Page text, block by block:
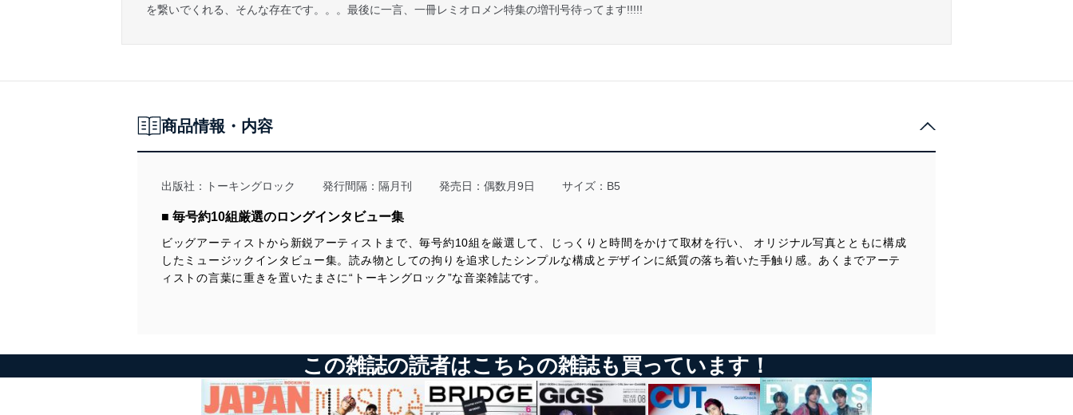
を繋いでくれる、そんな存在です。。。最後に一言、一冊レミオロメン特集の増刊号待ってます!!!!!
商品情報・内容
出版社： トーキングロック 発行間隔：隔月刊 発売日：偶数月9日 サイズ：B5
■ 毎号約10組厳選のロングインタビュー集
ビッグアーティストから新鋭アーティストまで、毎号約10組を厳選して、じっくりと時間をかけて取材を行い、 オリジナル写真とともに構成
したミュージックインタビュー集。読み物としての拘りを追求したシンプルな構成とデザインに紙質の落ち着いた手触り感。あくまでアーテ
ィストの言葉に重きを置いたまさに“トーキングロック”な音楽雑誌です。
この雑誌の読者はこちらの雑誌も買っています！